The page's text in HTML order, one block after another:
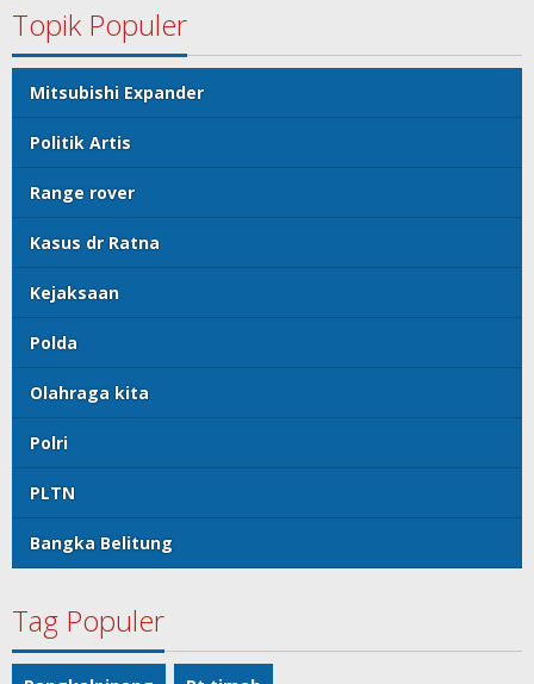
Topik Populer
Mitsubishi Expander
Politik Artis
Range rover
Kasus dr Ratna
Kejaksaan
Polda
Olahraga kita
Polri
PLTN
Bangka Belitung
Tag Populer